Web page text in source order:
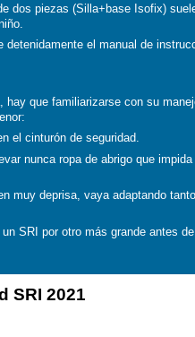
dos piezas (Silla+base Isofix)
detenidamente el manual de
hay que familiarizarse con su
el cinturón de seguridad.
nunca ropa de abrigo que
muy deprisa, vaya adaptando
SRI por otro más grande antes de
SRI 2021